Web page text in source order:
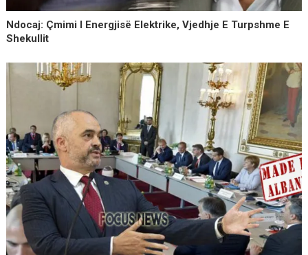
Ndocaj: Çmimi I Energjisë Elektrike, Vjedhje E Turpshme E
Shekullit